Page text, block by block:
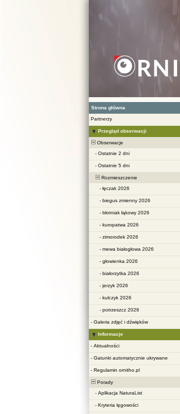
Strona główna
Partnerzy
Przegląd obserwacji
Obserwacje
- Ostatnie 2 dni
- Ostatnie 5 dni
Rozmieszczenie
- łęczak 2026
- biegus zmienny 2026
- błotniak łąkowy 2026
- kuropatwa 2026
- zimorodek 2026
- mewa białogłowa 2026
- głowienka 2026
- białorzytka 2026
- jerzyk 2026
- kulczyk 2026
- potrzeszcz 2026
- Galeria zdjęć i dźwięków
Informacje
- Aktualności
- Gatunki automatycznie ukrywane
- Regulamin ornitho.pl
Porady
- Aplikacja NaturaList
- Kryteria lęgowości